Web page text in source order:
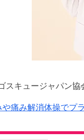
スキュージャパン
や痛み解消体操でプ